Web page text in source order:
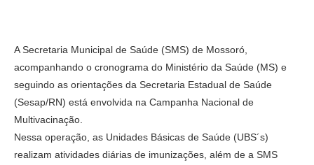
A Secretaria Municipal de Saúde (SMS) de Mossoró,
acompanhando o cronograma do Ministério da Saúde (MS) e
seguindo as orientações da Secretaria Estadual de Saúde
(Sesap/RN) está envolvida na Campanha Nacional de
Multivacinação.
Nessa operação, as Unidades Básicas de Saúde (UBS´s)
realizam atividades diárias de imunizações, além de a SMS